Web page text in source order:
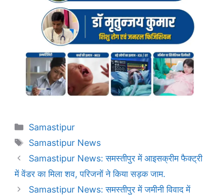
Categories
Samastipur
Tags
Samastipur News
Samastipur News: समस्तीपुर में आइसक्रीम फैक्ट्री
में वेंडर का मिला शव, परिजनों ने किया सड़क जाम.
Samastipur News: समस्तीपुर में जमीनी विवाद में